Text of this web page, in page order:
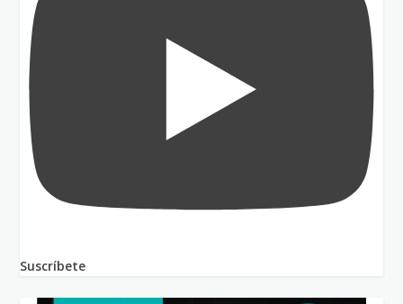
Suscríbete